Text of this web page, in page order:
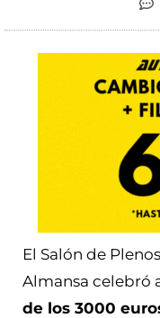
El Salón de
Almansa celebró
de los 3000